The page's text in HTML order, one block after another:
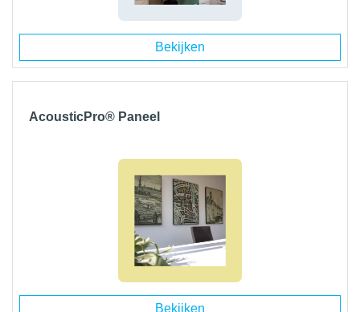
Bekijken
AcousticPro® Paneel
Bekijken